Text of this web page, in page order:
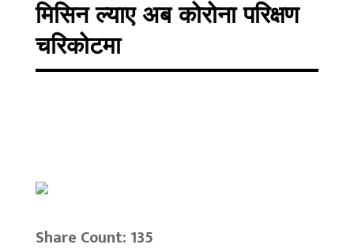
मिसिन ल्याए अब कोरोना परिक्षण
चरिकोटमा
Share Count: 135